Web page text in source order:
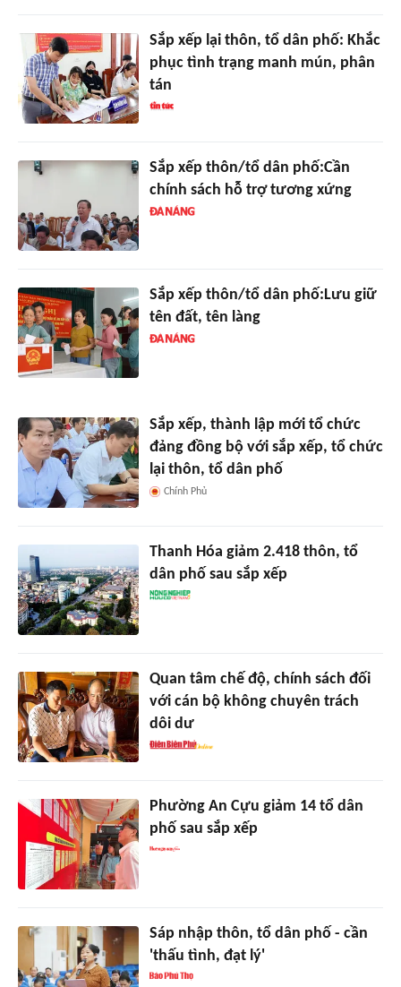
Sắp xếp lại thôn, tổ dân phố: Khắc
phục tình trạng manh mún, phân
tán
Sắp xếp thôn/tổ dân phố:Cần
chính sách hỗ trợ tương xứng
Sắp xếp thôn/tổ dân phố:Lưu giữ
tên đất, tên làng
Sắp xếp, thành lập mới tổ chức
đảng đồng bộ với sắp xếp, tổ chức
lại thôn, tổ dân phố
Chính Phủ
Thanh Hóa giảm 2.418 thôn, tổ
dân phố sau sắp xếp
Quan tâm chế độ, chính sách đối
với cán bộ không chuyên trách
dôi dư
Phường An Cựu giảm 14 tổ dân
phố sau sắp xếp
Sáp nhập thôn, tổ dân phố - cần
'thấu tình, đạt lý'